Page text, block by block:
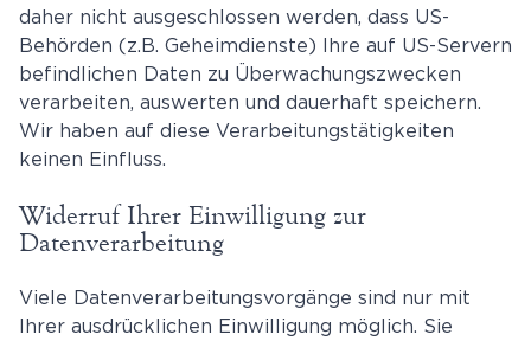
daher nicht ausgeschlossen werden, dass US-
Behörden (z.B. Geheimdienste) Ihre auf US-Servern
befindlichen Daten zu Überwachungszwecken
verarbeiten, auswerten und dauerhaft speichern.
Wir haben auf diese Verarbeitungstätigkeiten
keinen Einfluss.
Widerruf Ihrer Einwilligung zur
Datenverarbeitung
Viele Datenverarbeitungsvorgänge sind nur mit
Ihrer ausdrücklichen Einwilligung möglich. Sie